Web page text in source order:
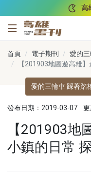
高
高雄畫刊
首頁 電子期刊
愛的
【201903地圖遊高雄
愛的三輪車 踩著踏
發布日期：2019-03-07
【201903地
小鎮的日常